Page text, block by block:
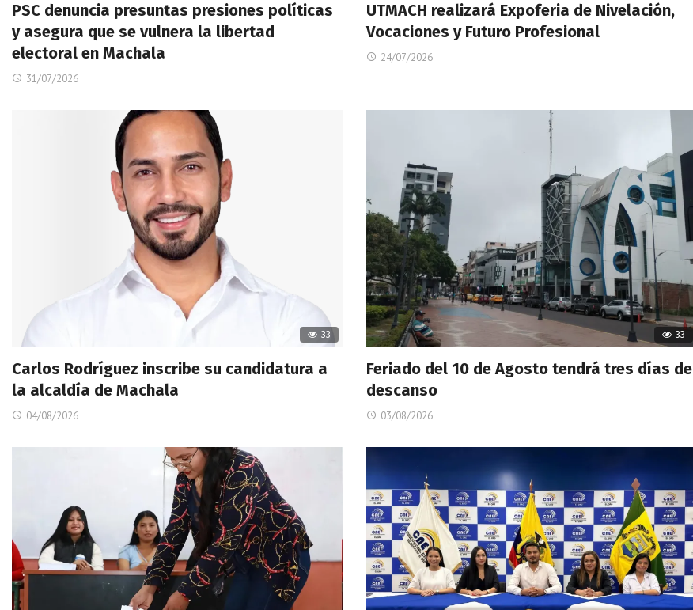
PSC denuncia presuntas presiones políticas
y asegura que se vulnera la libertad
electoral en Machala
31/07/2026
UTMACH realizará Expoferia de Nivelación,
Vocaciones y Futuro Profesional
24/07/2026
33
Carlos Rodríguez inscribe su candidatura a
la alcaldía de Machala
04/08/2026
33
Feriado del 10 de Agosto tendrá tres días de
descanso
03/08/2026